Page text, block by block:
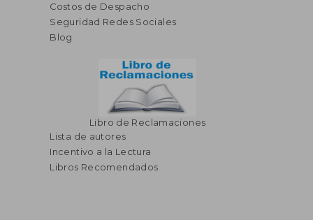
Costos de Despacho
Seguridad Redes Sociales
Blog
Libro de Reclamaciones
Lista de autores
Incentivo a la Lectura
Libros Recomendados